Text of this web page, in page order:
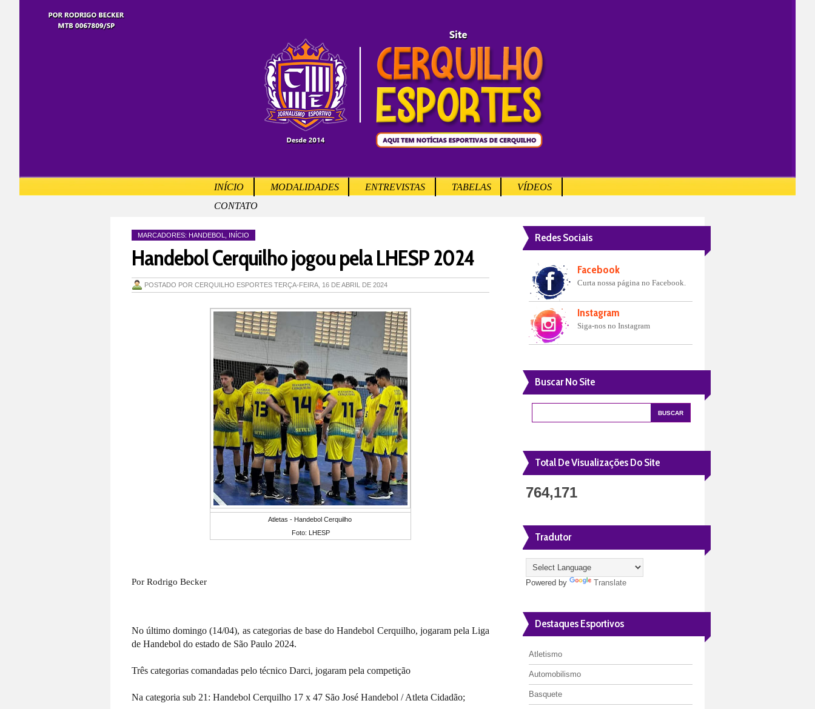
INÍCIO MODALIDADES ENTREVISTAS TABELAS
VÍDEOS
CONTATO
MARCADORES: HANDEBOL INÍCIO
Handebol Cerquilho jogou pela LHESP 2024
POSTADO POR CERQUILHO ESPORTES TERÇA-FEIRA, 16 DE ABRIL DE 2024
Atletas - Handebol Cerquilho
Foto: LHESP
Por Rodrigo Becker
No último domingo (14/04), as categorias de base do Handebol Cerquilho, jogaram pela Liga
de Handebol do estado de São Paulo 2024.
Três categorias comandadas pelo técnico Darci, jogaram pela competição
Na categoria sub 21: Handebol Cerquilho 17 x 47 São José Handebol / Atleta Cidadão;
Redes Sociais
Facebook
Curta nossa página no Facebook.
Instagram
Siga-nos no Instagram
Buscar No Site
Total De Visualizações Do Site
764,171
Tradutor
Powered by Translate
Destaques Esportivos
Atletismo
Automobilismo
Basquete